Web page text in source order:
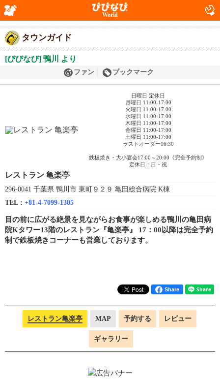
World
タウンガイド
[びびなび] 鴨川 より
ファン ブックマーク
日曜日 定休日
月曜日 11:00-17:00
火曜日 11:00-17:00
水曜日 11:00-17:00
木曜日 11:00-17:00
金曜日 11:00-17:00
土曜日 11:00-17:00
ラストオーダー16:30
鉄板焼き・大小宴会17:00～20:00《完全予約制》
定休日：日・祝
レストラン 亀楽亭
296-0041 千葉県 鴨川市 東町９２９ 亀田総合病院 K棟
TEL : +81-4-7099-1305
目の前に広がる絶景を見ながらお食事が楽しめる鴨川の亀田病
院Kタワー13階のレストラン『亀楽亭』 17：00以降は完全予約
制で鉄板焼きコーナーも営業しております。
Share
レストラン亀楽亭 MAP 予約する レビュー
ギャラリー